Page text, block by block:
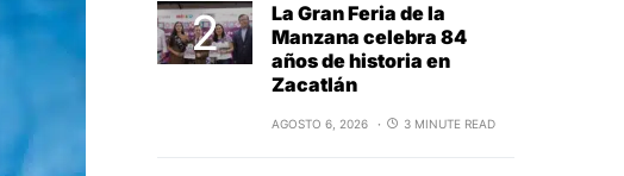
La Gran Feria de la
Manzana celebra 84
años de historia en
Zacatlán
AGOSTO 6, 2026 3 MINUTE READ